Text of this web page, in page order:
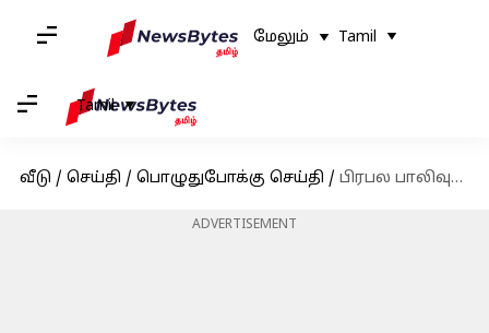
மேலும் Tamil
Tamil
வீடு / செய்தி / பொழுதுபோக்கு செய்தி / பிரபல பாலிவுட் நடிகர் கோவிந்தா தற்செயலாக ரிவால்வரால் முழங்காலில் சுட்டுக்கொண்டதாக தகவல்
ADVERTISEMENT